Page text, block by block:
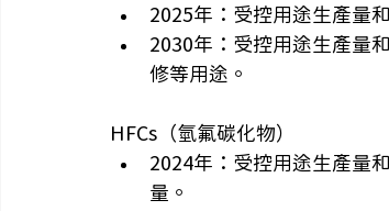
2025年：受控用途生產量
2030年：受控用途生產量
修等用途。​
HFCs（氫氟碳化物）
2024年：受控用途生產量
量。​